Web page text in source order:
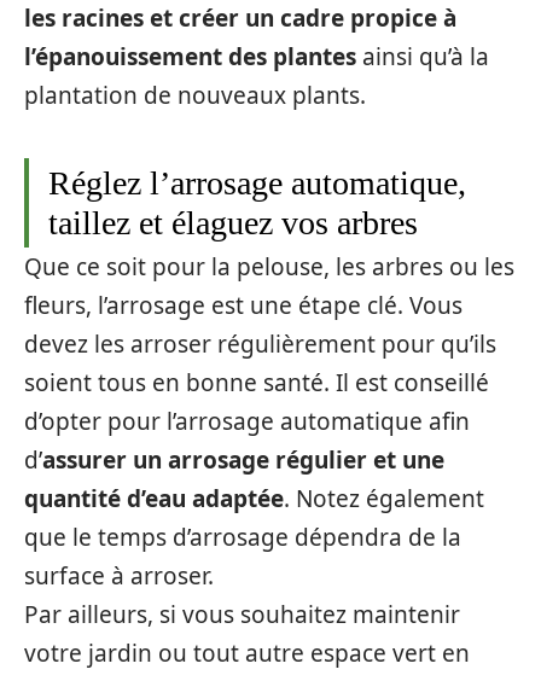
les racines et créer un cadre propice à
l’épanouissement des plantes ainsi qu’à la
plantation de nouveaux plants.
Réglez l’arrosage automatique,
taillez et élaguez vos arbres
Que ce soit pour la pelouse, les arbres ou les
fleurs, l’arrosage est une étape clé. Vous
devez les arroser régulièrement pour qu’ils
soient tous en bonne santé. Il est conseillé
d’opter pour l’arrosage automatique afin
d’assurer un arrosage régulier et une
quantité d’eau adaptée. Notez également
que le temps d’arrosage dépendra de la
surface à arroser.
Par ailleurs, si vous souhaitez maintenir
votre jardin ou tout autre espace vert en